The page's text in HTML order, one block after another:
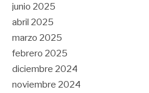
junio 2025
abril 2025
marzo 2025
febrero 2025
diciembre 2024
noviembre 2024